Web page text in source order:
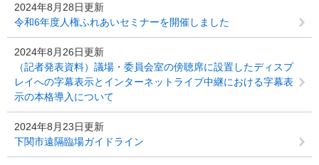
2024年8月28日更新
令和6年度人権ふれあいセミナーを開催しました
2024年8月26日更新
（記者発表資料）議場・委員会室の傍聴席に設置したディスプ
レイへの字幕表示とインターネットライブ中継における字幕表
示の本格導入について
2024年8月23日更新
下関市遠隔臨場ガイドライン